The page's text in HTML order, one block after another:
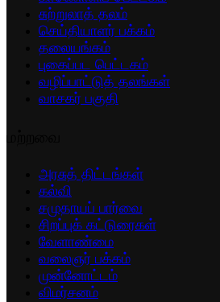
சுற்றுலாத் தலம்
செய்தியாளர் பக்கம்
தலையங்கம்
புகைப்பட பெட்டகம்
வழிப்பாட்டுத் தலங்கள்
வாசகர் பகுதி
அரசுத் திட்டங்கள்
கல்வி
சமுதாயப் பார்வை
சிறப்புக் கட்டுரைகள்
வேளாண்மை
வலைஞர் பக்கம்
முன்னோட்டம்
விமர்சனம்